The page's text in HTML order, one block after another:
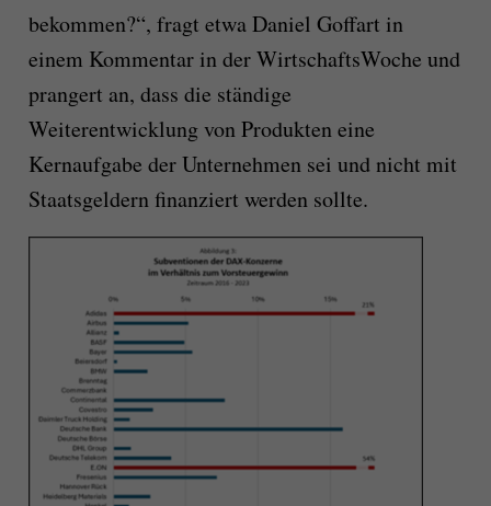
bekommen?“, fragt etwa Daniel Goffart in
einem Kommentar in der WirtschaftsWoche und
prangert an, dass die ständige
Weiterentwicklung von Produkten eine
Kernaufgabe der Unternehmen sei und nicht mit
Staatsgeldern finanziert werden sollte.